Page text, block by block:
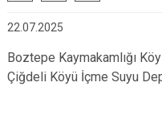
Ürgüp
22.07.2025
Boztepe Kaymakamlığı
Çiğdeli Köyü İçme Suyu